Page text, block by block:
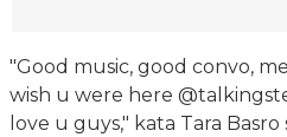
"Good music, good convo,
wish u were here
love u guys," kata Tara